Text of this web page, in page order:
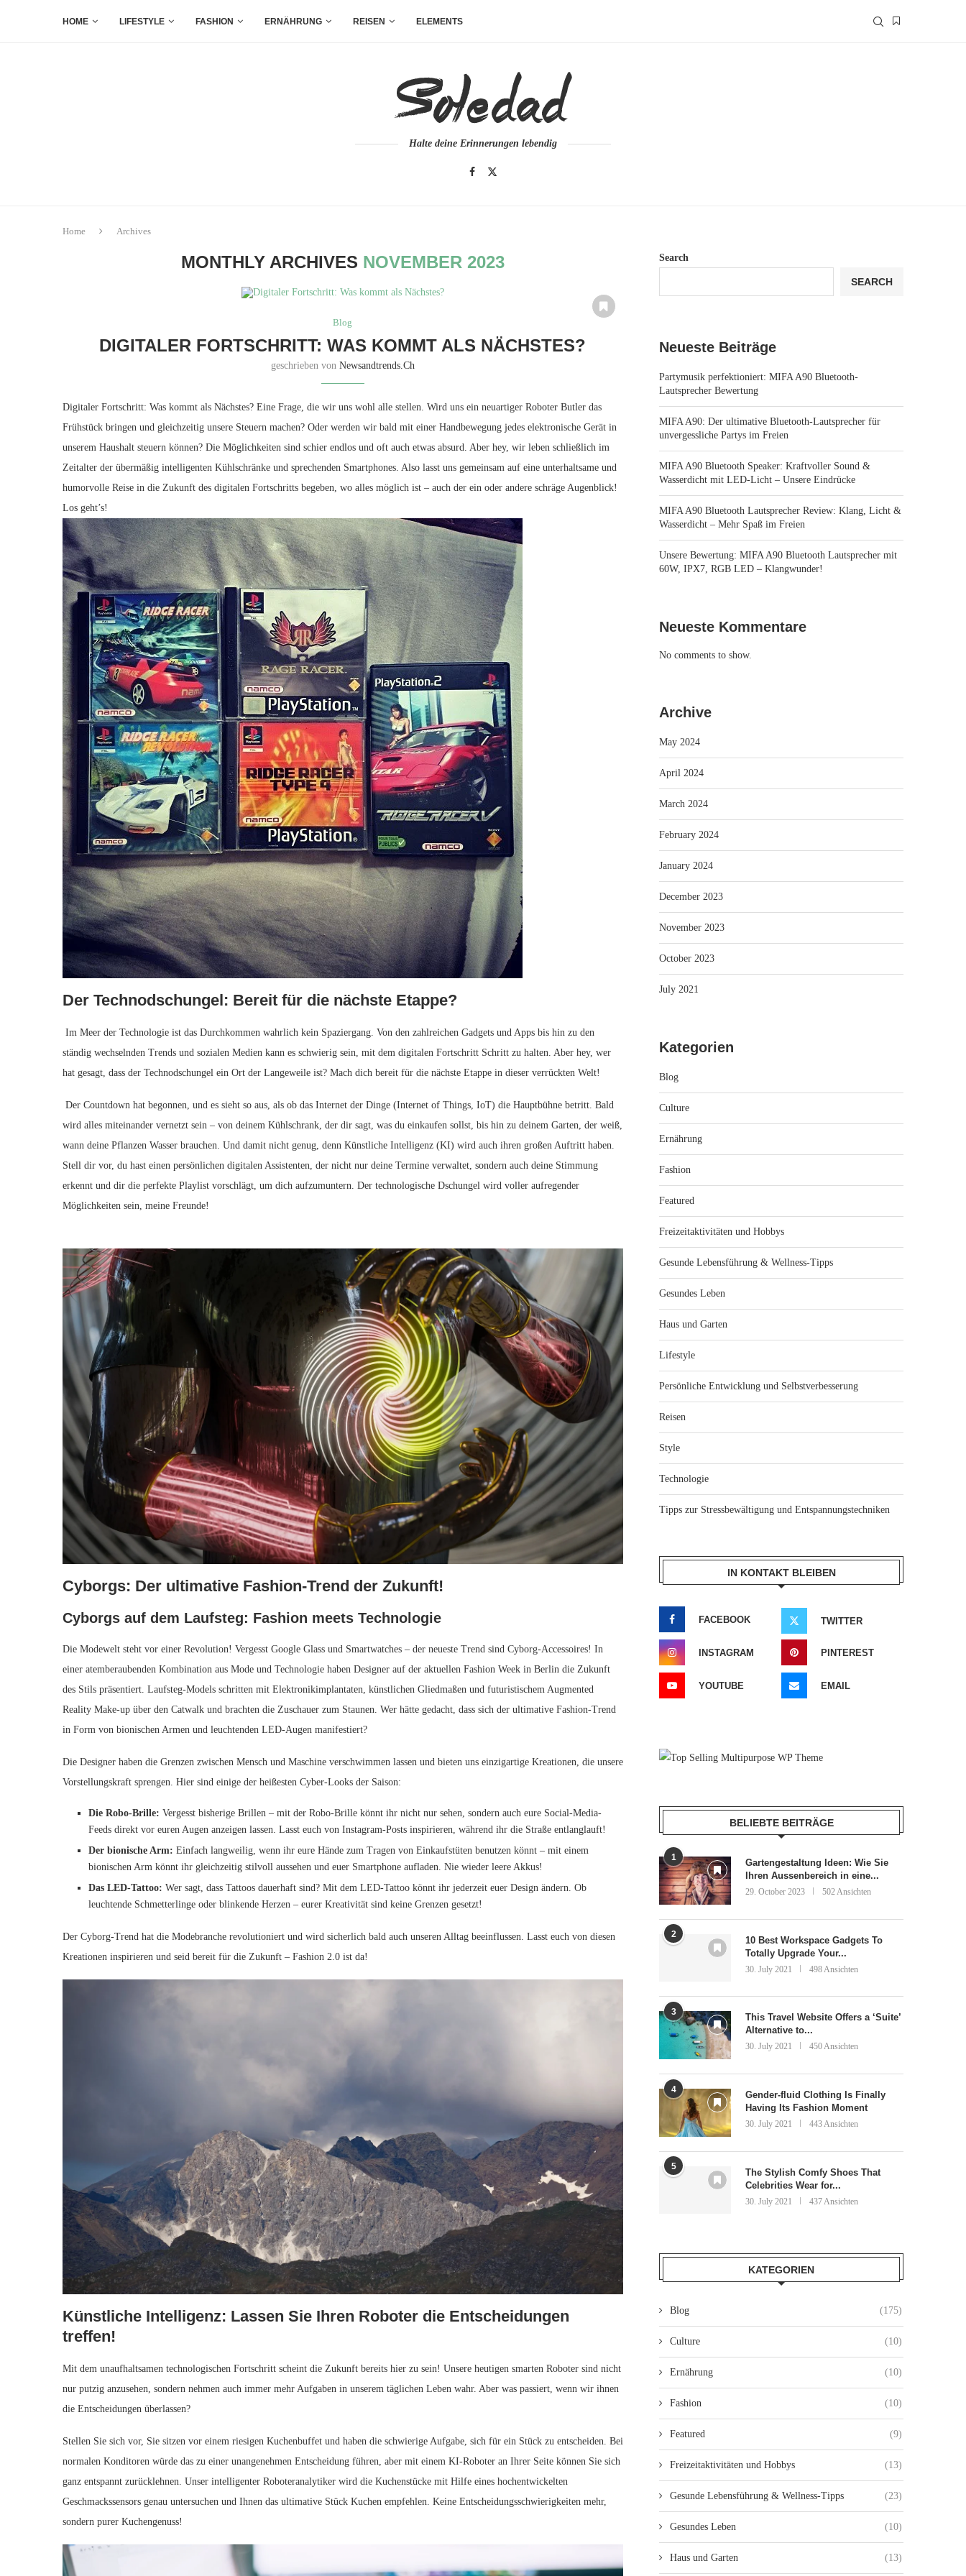
HOME LIFESTYLE FASHION ERNÄHRUNG REISEN ELEMENTS
Halte deine Erinnerungen lebendig
Home Archives
MONTHLY ARCHIVES NOVEMBER 2023
Blog
DIGITALER FORTSCHRITT: WAS KOMMT ALS NÄCHSTES?
geschrieben von Newsandtrends.ch
Digitaler Fortschritt: Was kommt als Nächstes? Eine ⁤Frage, die wir uns⁢ wohl alle stellen. Wird‍ uns ein ⁢neuartiger⁢ Roboter ‍Butler das
Frühstück bringen und gleichzeitig unsere Steuern machen? Oder‍ werden⁢ wir bald mit einer Handbewegung‍ jedes elektronische ‌Gerät in
unserem Haushalt steuern können? Die Möglichkeiten sind⁤ schier endlos und ​oft auch​ etwas absurd.⁣ Aber ​hey, wir‍ leben schließlich im
Zeitalter der übermäßig‌ intelligenten Kühlschränke ‌und sprechenden Smartphones. Also ‍lasst uns gemeinsam auf​ eine unterhaltsame und‍
humorvolle Reise⁢ in die⁤ Zukunft⁣ des ⁢digitalen Fortschritts begeben, wo alles möglich ist – auch der ein oder‌ andere schräge ⁣Augenblick!
Los geht’s!
Der Technodschungel: Bereit ‍für ‍die nächste‍ Etappe?
​ Im Meer der‌ Technologie⁢ ist das Durchkommen wahrlich kein ​Spaziergang. Von den⁤ zahlreichen Gadgets und Apps bis hin⁤ zu den
⁤ständig wechselnden‍ Trends ‍und ​sozialen Medien kann es schwierig sein, mit dem digitalen⁢ Fortschritt Schritt zu ⁤halten.‌ Aber hey, wer
hat ⁤gesagt,⁢ dass der⁤ Technodschungel ein Ort der ⁤Langeweile ist? Mach ​dich bereit⁤ für die nächste Etappe in‍ dieser verrückten Welt!
‍ Der⁣ Countdown hat begonnen, ⁢und es sieht so aus, als ob das Internet‌ der Dinge ⁤(Internet ‌of Things, IoT) die Hauptbühne betritt. Bald
wird alles miteinander vernetzt sein‍ – von deinem⁤ Kühlschrank, der‌ dir sagt, was⁣ du einkaufen sollst, bis hin zu⁣ deinem Garten, der weiß,​
wann ⁢deine Pflanzen⁣ Wasser brauchen. Und ⁣damit nicht‍ genug,⁤ denn ‌Künstliche Intelligenz‌ (KI) wird‍ auch ihren großen Auftritt haben.
⁣Stell dir vor, du hast einen persönlichen digitalen Assistenten, der⁢ nicht nur deine‍ Termine verwaltet, sondern auch deine⁢ Stimmung
erkennt und dir die perfekte Playlist vorschlägt, ⁢um dich‌ aufzumuntern. Der technologische Dschungel wird voller aufregender​
Möglichkeiten sein, meine ‍Freunde!
Cyborgs: Der‌ ultimative Fashion-Trend‌ der Zukunft!
Cyborgs auf ‌dem Laufsteg: Fashion‍ meets Technologie
Die Modewelt steht⁢ vor ⁣einer Revolution! Vergesst ​Google Glass und Smartwatches –‌ der neueste Trend sind Cyborg-Accessoires! In
einer⁤ atemberaubenden Kombination aus Mode und Technologie haben Designer auf⁤ der aktuellen Fashion Week in Berlin die Zukunft
des Stils präsentiert. Laufsteg-Models schritten ⁣mit ⁣Elektronikimplantaten, künstlichen Gliedmaßen und futuristischem ⁣Augmented
‌Reality Make-up über den Catwalk und brachten die​ Zuschauer​ zum Staunen. Wer hätte gedacht, dass ⁣sich‌ der⁢ ultimative Fashion-Trend
in Form von bionischen ⁤Armen und leuchtenden LED-Augen manifestiert?
Die Designer haben ​die Grenzen zwischen‌ Mensch und⁢ Maschine verschwimmen lassen und bieten uns einzigartige⁣ Kreationen, die unsere​
Vorstellungskraft sprengen. Hier⁤ sind einige der⁤ heißesten Cyber-Looks der Saison:
Die Robo-Brille: Vergesst⁢ bisherige Brillen‍ – mit der Robo-Brille könnt ihr nicht nur ⁣sehen, sondern auch ⁣eure Social-Media-
Feeds direkt vor ‌euren Augen anzeigen lassen. Lasst euch von Instagram-Posts ⁢inspirieren,⁣ während⁢ ihr die Straße⁣ entlanglauft!
Der bionische Arm: Einfach langweilig, wenn ihr eure Hände zum Tragen​ von⁢ Einkaufstüten benutzen ⁣könnt – mit einem
bionischen Arm ⁢könnt‍ ihr gleichzeitig stilvoll aussehen und ​euer Smartphone aufladen. Nie wieder​ leere ​Akkus!
Das‍ LED-Tattoo: Wer ⁢sagt, dass Tattoos dauerhaft sind? Mit dem⁤ LED-Tattoo könnt ihr jederzeit euer Design ändern. ⁤Ob
leuchtende Schmetterlinge oder blinkende⁣ Herzen – eurer Kreativität ⁤sind keine Grenzen ⁤gesetzt!
Der ​Cyborg-Trend hat⁤ die⁤ Modebranche ⁣revolutioniert und ‌wird​ sicherlich⁢ bald auch unseren Alltag beeinflussen. Lasst euch ⁢von diesen
Kreationen inspirieren und seid ​bereit​ für die​ Zukunft‍ – ​Fashion ⁤2.0 ist da!
Künstliche Intelligenz:‌ Lassen Sie Ihren Roboter die ⁤Entscheidungen
treffen!
Mit dem⁤ unaufhaltsamen technologischen Fortschritt⁤ scheint die Zukunft bereits hier zu sein! Unsere ​heutigen smarten Roboter ‌sind nicht
nur ⁣putzig anzusehen,​ sondern nehmen auch immer mehr Aufgaben in unserem täglichen ​Leben wahr. Aber was ⁢passiert,⁣ wenn wir ihnen
die Entscheidungen überlassen?
Stellen ‍Sie sich vor, Sie sitzen vor einem riesigen Kuchenbuffet und haben die schwierige ‌Aufgabe,⁢ sich ​für ein Stück zu entscheiden.⁣ Bei‌
normalen Konditoren ‌würde das zu ‌einer unangenehmen Entscheidung ⁢führen, aber mit einem⁣ KI-Roboter an Ihrer Seite können ⁢Sie sich
ganz entspannt zurücklehnen.‌ Unser ‍intelligenter Roboteranalytiker wird ​die​ Kuchenstücke mit⁢ Hilfe eines hochentwickelten
‍Geschmackssensors genau untersuchen und Ihnen das ultimative ​Stück Kuchen empfehlen.‍ Keine Entscheidungsschwierigkeiten ⁤mehr,
sondern ‍purer‍ Kuchengenuss!
Search
SEARCH
Neueste Beiträge
Partymusik perfektioniert: MIFA A90 Bluetooth-
Lautsprecher Bewertung
MIFA A90: Der ultimative Bluetooth-Lautsprecher für
unvergessliche Partys im Freien
MIFA A90 Bluetooth Speaker: Kraftvoller Sound &
Wasserdicht mit LED-Licht – Unsere Eindrücke
MIFA A90 Bluetooth Lautsprecher Review: Klang, Licht &
Wasserdicht – Mehr Spaß im Freien
Unsere Bewertung: MIFA A90 Bluetooth Lautsprecher mit
60W, IPX7, RGB LED – Klangwunder!
Neueste Kommentare
No comments to show.
Archive
May 2024
April 2024
March 2024
February 2024
January 2024
December 2023
November 2023
October 2023
July 2021
Kategorien
Blog
Culture
Ernährung
Fashion
Featured
Freizeitaktivitäten und Hobbys
Gesunde Lebensführung & Wellness-Tipps
Gesundes Leben
Haus und Garten
Lifestyle
Persönliche Entwicklung und Selbstverbesserung
Reisen
Style
Technologie
Tipps zur Stressbewältigung und Entspannungstechniken
IN KONTAKT BLEIBEN
FACEBOOK TWITTER
INSTAGRAM PINTEREST
YOUTUBE EMAIL
BELIEBTE BEITRÄGE
1
Gartengestaltung Ideen: Wie Sie
Ihren Aussenbereich in eine...
29. October 2023 502 Ansichten
2
10 Best Workspace Gadgets To
Totally Upgrade Your...
30. July 2021 498 Ansichten
3
This Travel Website Offers a ‘Suite’
Alternative to...
30. July 2021 450 Ansichten
4
Gender-fluid Clothing Is Finally
Having Its Fashion Moment
30. July 2021 443 Ansichten
5
The Stylish Comfy Shoes That
Celebrities Wear for...
30. July 2021 437 Ansichten
KATEGORIEN
Blog (175)
Culture (10)
Ernährung (10)
Fashion (10)
Featured (9)
Freizeitaktivitäten und Hobbys (13)
Gesunde Lebensführung & Wellness-Tipps (23)
Gesundes Leben (10)
Haus und Garten (13)